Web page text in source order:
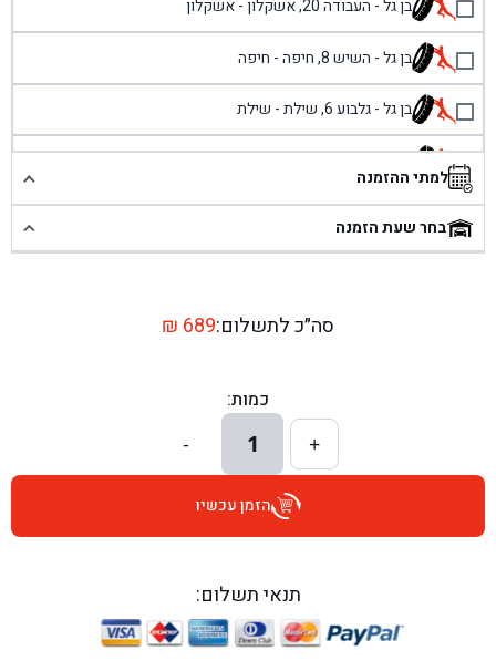
בן גל - העבודה 20, אשקלון - אשקלון
בן גל - השיש 8, חיפה - חיפה
בן גל - גלבוע 6, שילת - שילת
בן גל - פוריידיס, כניסה צפונית מול כביש 4 - פרדיס
בן גל - שכונת אזור תעשייה זעירה, עיילבון - עיילבון
בן גל - דרך השבעה 20, אזור - אזור
בן גל - הרצל 6, גדרה - גדרה
בן גל - שדרות דוד בן גוריון 8, באר שבע - באר שבע
בן גל - היובלים 26, הוד השרון - הוד השרון
למתי ההזמנה
בחר שעת הזמנה
סה״כ לתשלום: ₪ 689
כמות:
+
1
-
הזמן עכשיו
תנאי תשלום: